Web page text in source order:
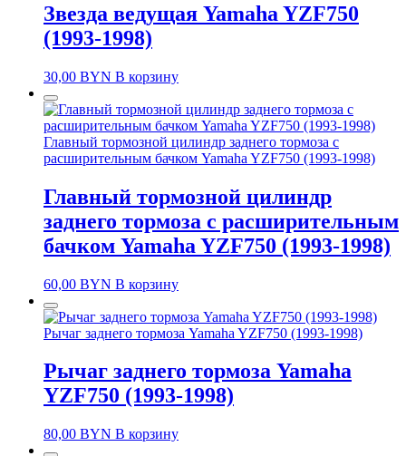
Звезда ведущая Yamaha YZF750
(1993-1998)
30,00 BYN В корзину
Главный тормозной цилиндр заднего тормоза с
расширительным бачком Yamaha YZF750 (1993-1998)
Главный тормозной цилиндр
заднего тормоза с расширительным
бачком Yamaha YZF750 (1993-1998)
60,00 BYN В корзину
Рычаг заднего тормоза Yamaha YZF750 (1993-1998)
Рычаг заднего тормоза Yamaha
YZF750 (1993-1998)
80,00 BYN В корзину